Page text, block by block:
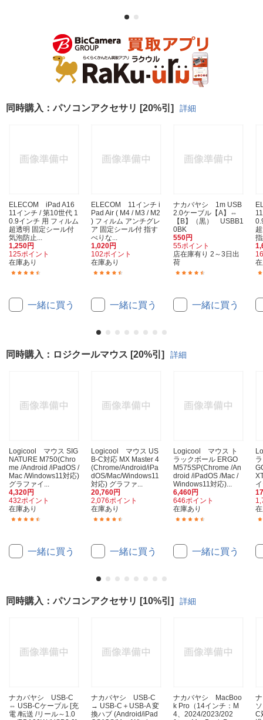
同時購入：パソコンアクセサリ [20%引] 詳細
ELECOM iPad A16
11インチ / 第10世代 1
0.9インチ 用 フィルム
超透明 固定シール付
気泡防止...
1,250円
125ポイント
在庫あり
一緒に買う
ELECOM 11インチ i
Pad Air ( M4 / M3 / M2
) フィルム アンチグレ
ア 固定シール付 指す
べりな...
1,020円
102ポイント
在庫あり
一緒に買う
ナカバヤシ 1m USB
2.0ケーブル【A】⇔
【B】（黒） USBB1
0BK
550円
55ポイント
店在庫有り 2～3日出
荷
一緒に買う
同時購入：ロジクールマウス [20%引] 詳細
Logicool マウス SIG
NATURE M750(Chro
me /Android /iPadOS /
Mac /Windows11対応)
グラファイ...
4,320円
432ポイント
在庫あり
一緒に買う
Logicool マウス US
B-C対応 MX Master 4
(Chrome/Android/iPa
dOS/Mac/Windows11
対応) グラファ...
20,760円
2,076ポイント
在庫あり
一緒に買う
Logicool マウス ト
ラックボール ERGO
M575SP(Chrome /An
droid /iPadOS /Mac /
Windows11対応)...
6,460円
646ポイント
在庫あり
一緒に買う
同時購入：パソコンアクセサリ [10%引] 詳細
ナカバヤシ USB-C
⇔ USB-Cケーブル [充
電 /転送 /リール～1.0
ナカバヤシ USB-C
→ USB-C＋USB-A 変
換ハブ (Android/iPad
ナカバヤシ MacBoo
k Pro（14インチ：M
4、2024/2023/202
C